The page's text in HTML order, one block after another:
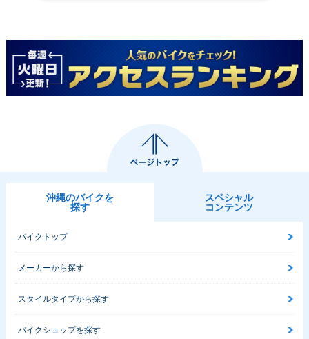
沖縄のバイクを
探す
スペシャル
コンテンツ
バイクトップ
メーカーから探す
スタイルタイプから探す
バイクショップを探す